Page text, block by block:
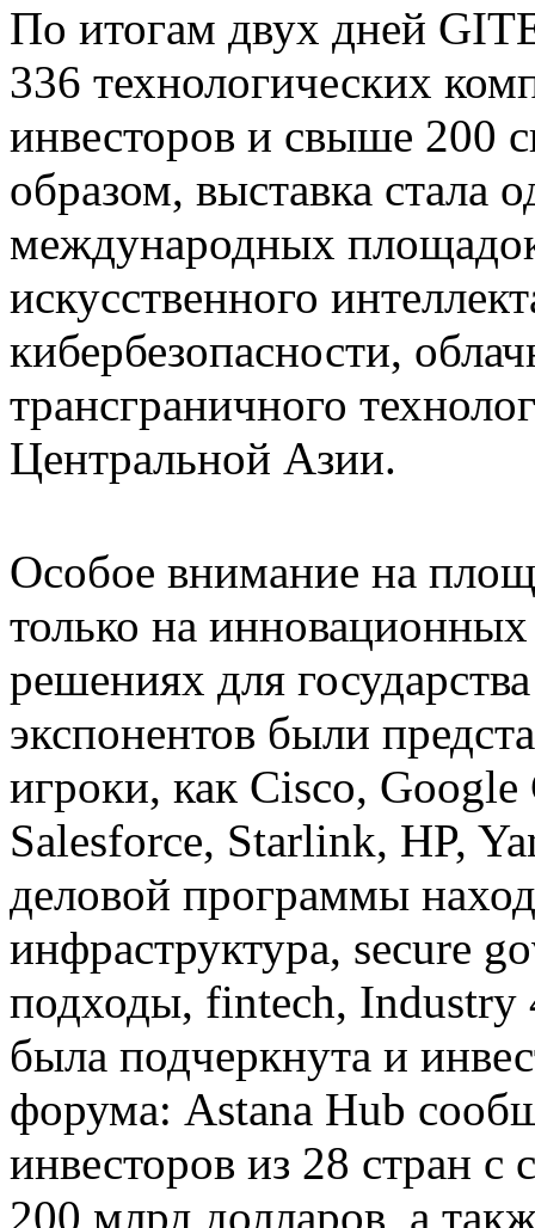
По итогам двух дней
336 технологических
инвесторов и свыше 200
образом, выставка стала
международных
искусственного
кибербезопасности,
трансграничного
Центральной Азии.
Особое внимание на
только на
решениях для
экспонентов были
игроки, как Cisco,
Salesforce, Starlink, HP,
деловой программы
инфраструктура, secure
подходы, fintech, Industry
была подчеркнута и
форума: Astana Hub
инвесторов из 28 стран
200 млрд долларов, а